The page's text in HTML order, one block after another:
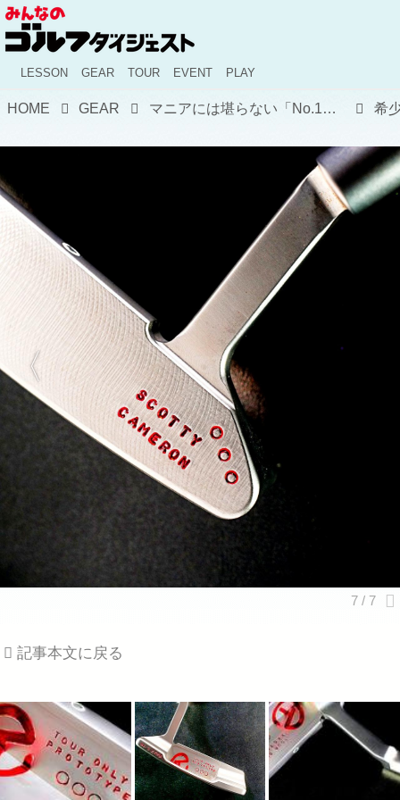
LESSON GEAR TOUR EVENT PLAY
HOME GEAR マニアには堪らない「No.1」と刻印された“ニューポート2”【キャメロンマニア宣言】
記事本文に戻る